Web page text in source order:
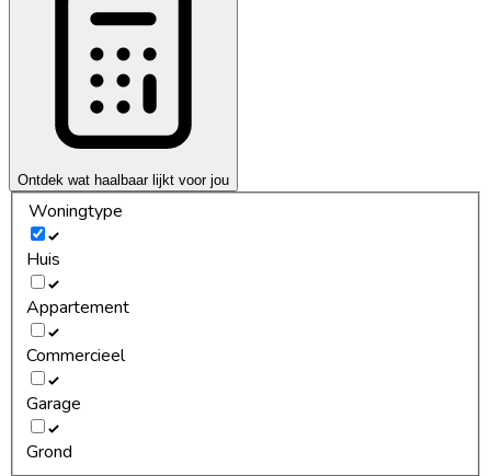
Ontdek wat haalbaar lijkt voor jou
Woningtype
Huis
Appartement
Commercieel
Garage
Grond